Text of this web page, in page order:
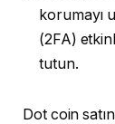
korumayı
(2FA)
tutun.
Dot coin